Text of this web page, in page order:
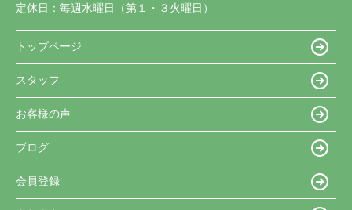
定休日： 毎週水曜日（第１・３火曜日）
トップページ
スタッフ
お客様の声
ブログ
会員登録